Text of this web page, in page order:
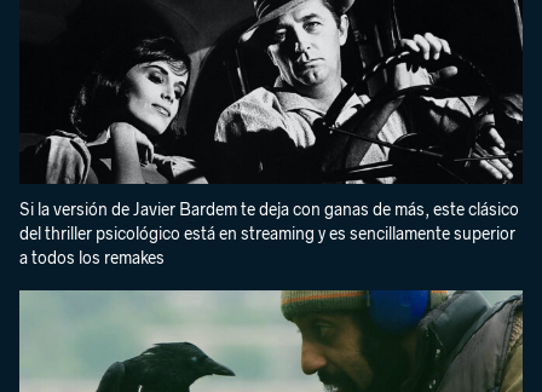
Si la versión de Javier Bardem te deja con ganas de más, este clásico
del thriller psicológico está en streaming y es sencillamente superior
a todos los remakes